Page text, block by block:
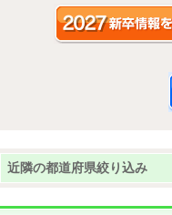
近隣の都道府県絞り込み